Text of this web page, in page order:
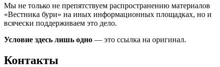
Мы не только не препятствуем распространению материалов
«Вестника бури» на иных информационных площадках, но и
всячески поддерживаем это дело.
Условие здесь лишь одно — это ссылка на оригинал.
Контакты